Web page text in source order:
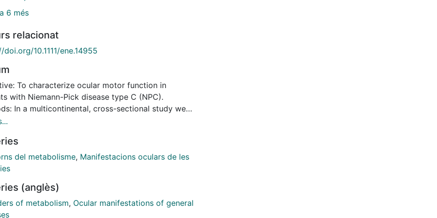
6 més
relacionat
10.1111/ene.14955
To characterize ocular motor function in
with Niemann-Pick disease type C (NPC).
In a multicontinental, cross-sectional study we
ocular-motor function in 72 patients from
severity, we also searched for ocular motor
Our study protocol comprised reflexive and
saccades, smooth pursuit, and gaze-holding in
158 healthy controls (HC). Results: Some 98.2%
generated vertical saccades below the 95% CI
peak velocity. Only 46.9% of patients had
del metabolisme, Manifestacions oculars de les
(anglès)
of metabolism, Ocular manifestations of general